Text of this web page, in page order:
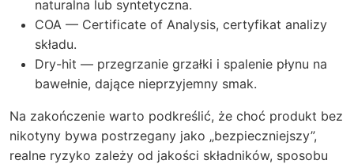
naturalna lub syntetyczna.
COA — Certificate of Analysis, certyfikat analizy
składu.
Dry-hit — przegrzanie grzałki i spalenie płynu na
bawełnie, dające nieprzyjemny smak.
Na zakończenie warto podkreślić, że choć produkt bez
nikotyny bywa postrzegany jako „bezpieczniejszy”,
realne ryzyko zależy od jakości składników, sposobu